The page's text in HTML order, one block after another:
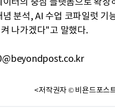
념 분석, AI 수업 코파일럿 기
나가겠다"고 말했다.
<저작권자 © 비욘드포스